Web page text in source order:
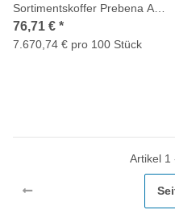
Sortimentskoffer Prebena A-
BOX
76,71 € *
7.670,74 € pro 100 Stück
Artikel 1